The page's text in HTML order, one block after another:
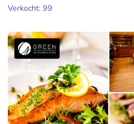
Verkocht: 99